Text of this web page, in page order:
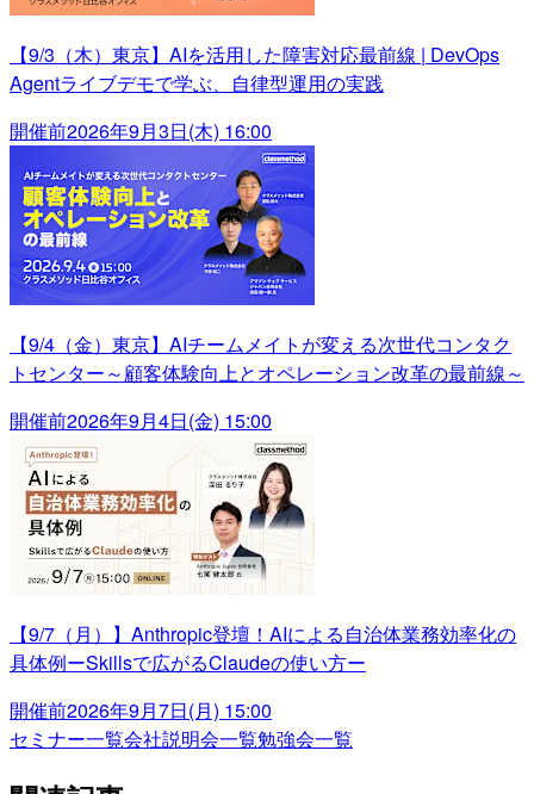
【9/3（木）東京】AIを活用した障害対応最前線 | DevOps
Agentライブデモで学ぶ、自律型運用の実践
開催前2026年9月3日(木) 16:00
【9/4（金）東京】AIチームメイトが変える次世代コンタク
トセンター～顧客体験向上とオペレーション改革の最前線～
開催前2026年9月4日(金) 15:00
【9/7（月）】Anthropic登壇！AIによる自治体業務効率化の
具体例ーSkillsで広がるClaudeの使い方ー
開催前2026年9月7日(月) 15:00
セミナー一覧会社説明会一覧勉強会一覧